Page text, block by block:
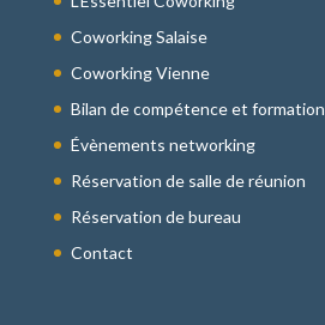
Coworking Salaise
Coworking Vienne
Bilan de compétence et formation
Évènements networking
Réservation de salle de réunion
Réservation de bureau
Contact